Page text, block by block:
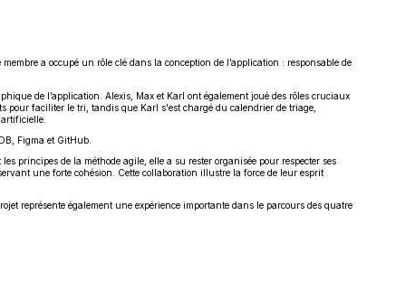
a occupé un rôle clé dans la conception de l’application : responsable de
de l’application. Alexis, Max et Karl ont également joué des rôles cruciaux
pour faciliter le tri, tandis que Karl s'est chargé du calendrier de triage,
Figma et GitHub.
principes de la méthode agile, elle a su rester organisée pour respecter ses
une forte cohésion. Cette collaboration illustre la force de leur esprit
représente également une expérience importante dans le parcours des quatre